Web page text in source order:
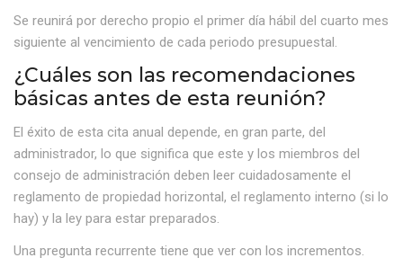
Se reunirá por derecho propio el primer día hábil del cuarto mes
siguiente al vencimiento de cada periodo presupuestal.
¿Cuáles son las recomendaciones
básicas antes de esta reunión?
El éxito de esta cita anual depende, en gran parte, del
administrador, lo que significa que este y los miembros del
consejo de administración deben leer cuidadosamente el
reglamento de propiedad horizontal, el reglamento interno (si lo
hay) y la ley para estar preparados.
Una pregunta recurrente tiene que ver con los incrementos.